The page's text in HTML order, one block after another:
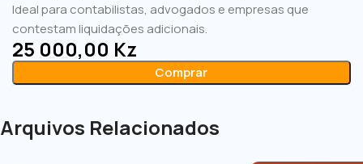
Ideal para contabilistas, advogados e empresas que
contestam liquidações adicionais.
25 000,00 Kz
Comprar
Arquivos Relacionados